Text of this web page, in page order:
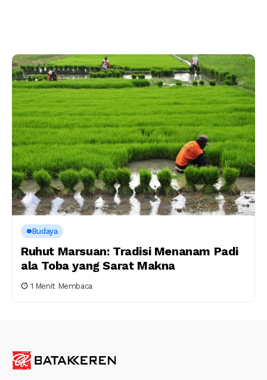
Budaya
Ruhut Marsuan: Tradisi Menanam Padi
ala Toba yang Sarat Makna
1 Menit Membaca